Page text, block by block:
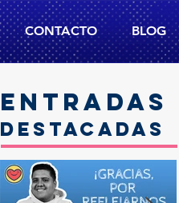
CONTACTO BLOG
Entradas
destacadas